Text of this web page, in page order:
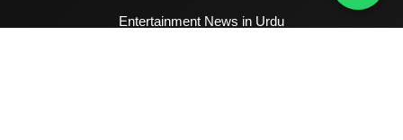
Entertainment News in Urdu